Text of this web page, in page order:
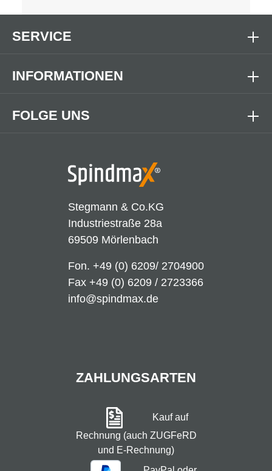
Stegmann & Co.KG
Industriestraße 28a
69509 Mörlenbach
Fon. +49 (0) 6209/ 2704900
Fax +49 (0) 6209 / 2723366
info@spindmax.de
FOLGE UNS
SERVICE
INFORMATIONEN
ZAHLUNGSARTEN
Kauf auf
Rechnung (auch ZUGFeRD
und E-Rechnung)